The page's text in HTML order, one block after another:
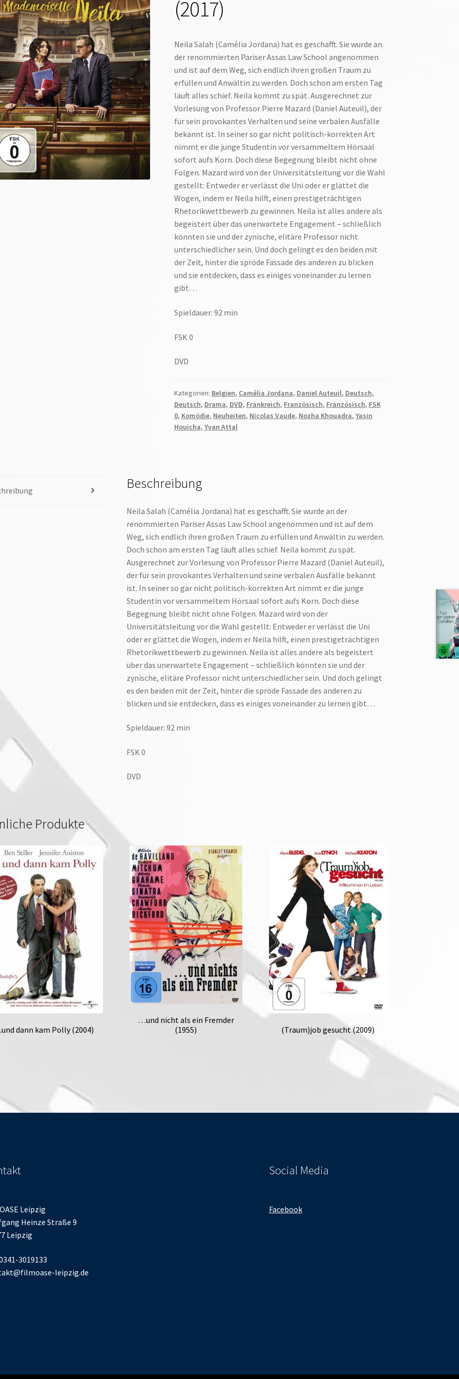
(2017)
Neila Salah (Camélia Jordana) hat es geschafft. Sie wurde an
der renommierten Pariser Assas Law School angenommen
und ist auf dem Weg, sich endlich ihren großen Traum zu
erfüllen und Anwältin zu werden. Doch schon am ersten Tag
läuft alles schief. Neila kommt zu spät. Ausgerechnet zur
Vorlesung von Professor Pierre Mazard (Daniel Auteuil), der
für sein provokantes Verhalten und seine verbalen Ausfälle
bekannt ist. In seiner so gar nicht politisch-korrekten Art
nimmt er die junge Studentin vor versammeltem Hörsaal
sofort aufs Korn. Doch diese Begegnung bleibt nicht ohne
Folgen. Mazard wird von der Universitätsleitung vor die Wahl
gestellt: Entweder er verlässt die Uni oder er glättet die
Wogen, indem er Neila hilft, einen prestigeträchtigen
Rhetorikwettbewerb zu gewinnen. Neila ist alles andere als
begeistert über das unerwartete Engagement – schließlich
könnten sie und der zynische, elitäre Professor nicht
unterschiedlicher sein. Und doch gelingt es den beiden mit
der Zeit, hinter die spröde Fassade des anderen zu blicken
und sie entdecken, dass es einiges voneinander zu lernen
gibt…
Spieldauer: 92 min
FSK 0
DVD
Kategorien: Belgien, Camélia Jordana, Daniel Auteuil, Deutsch,
Deutsch, Drama, DVD, Frankreich, Französisch, Französisch, FSK
0, Komödie, Neuheiten, Nicolas Vaude, Nozha Khouadra, Yasin
Houicha, Yvan Attal
Beschreibung
Neila Salah (Camélia Jordana) hat es geschafft. Sie wurde an der
renommierten Pariser Assas Law School angenommen und ist auf dem
Weg, sich endlich ihren großen Traum zu erfüllen und Anwältin zu werden.
Doch schon am ersten Tag läuft alles schief. Neila kommt zu spät.
Ausgerechnet zur Vorlesung von Professor Pierre Mazard (Daniel Auteuil),
der für sein provokantes Verhalten und seine verbalen Ausfälle bekannt
ist. In seiner so gar nicht politisch-korrekten Art nimmt er die junge
Studentin vor versammeltem Hörsaal sofort aufs Korn. Doch diese
Begegnung bleibt nicht ohne Folgen. Mazard wird von der
Universitätsleitung vor die Wahl gestellt: Entweder er verlässt die Uni
oder er glättet die Wogen, indem er Neila hilft, einen prestigeträchtigen
Rhetorikwettbewerb zu gewinnen. Neila ist alles andere als begeistert
über das unerwartete Engagement – schließlich könnten sie und der
zynische, elitäre Professor nicht unterschiedlicher sein. Und doch gelingt
es den beiden mit der Zeit, hinter die spröde Fassade des anderen zu
blicken und sie entdecken, dass es einiges voneinander zu lernen gibt…
Spieldauer: 92 min
FSK 0
DVD
Produkte
dann kam Polly (2004)
…und nicht als ein Fremder
(1955)
(Traum)job gesucht (2009)
Leipzig
Heinze Straße 9
Leipzig
3019133
leipzig.de
Social Media
Facebook